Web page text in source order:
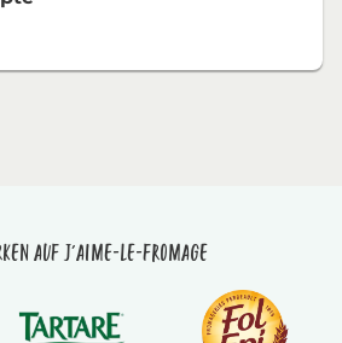
auf J'aime-le-fromage